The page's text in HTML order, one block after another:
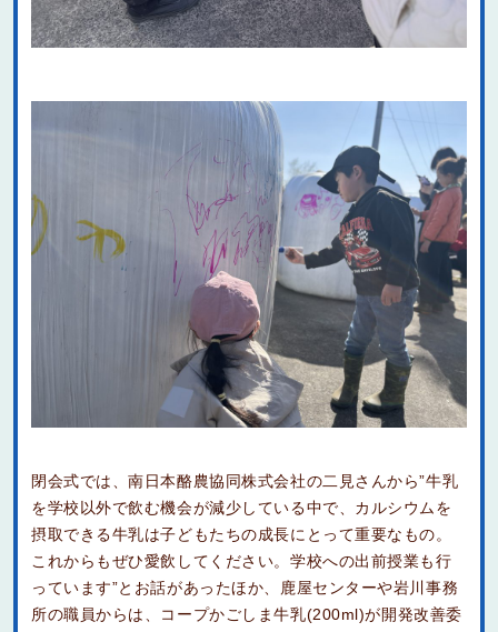
閉会式では、南日本酪農協同株式会社の二見さんから”牛乳
を学校以外で飲む機会が減少している中で、カルシウムを
摂取できる牛乳は子どもたちの成長にとって重要なもの。
これからもぜひ愛飲してください。学校への出前授業も行
っています”とお話があったほか、鹿屋センターや岩川事務
所の職員からは、コープかごしま牛乳(200ml)が開発改善委